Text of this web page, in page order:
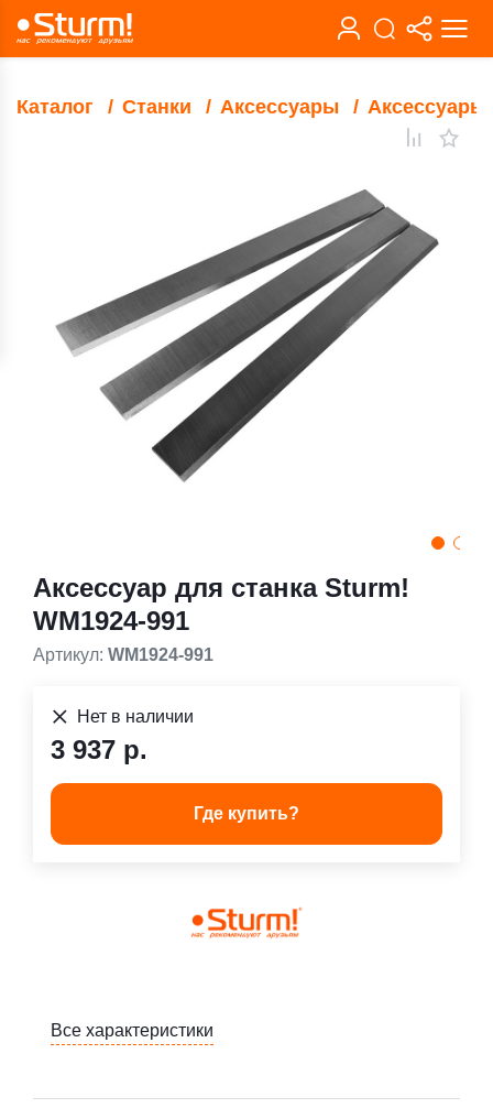
Каталог Станки Аксессуары Аксессуары
Аксессуар для станка Sturm!
WM1924-991
Артикул: WM1924-991
Нет в наличии
3 937 р.
Где купить?
Все характеристики